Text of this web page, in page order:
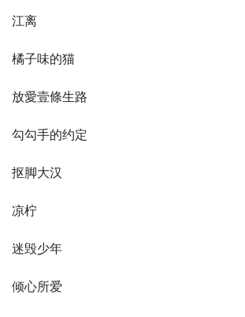
江离
橘子味的猫
放愛壹條生路
勾勾手的约定
抠脚大汉
凉柠
迷毁少年
倾心所爱